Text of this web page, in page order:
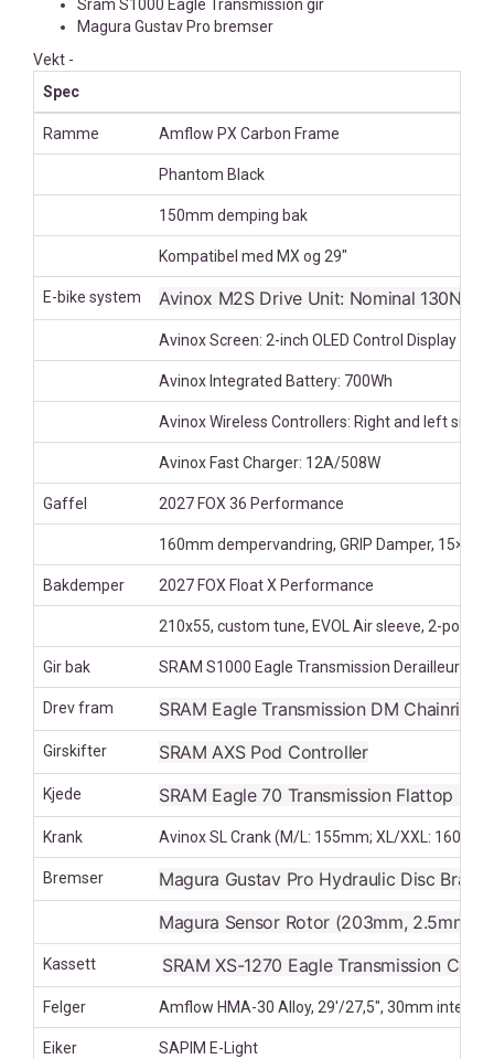
Sram S1000 Eagle Transmission gir
Magura Gustav Pro bremser
Vekt -
Spec
Ramme Amflow PX Carbon Frame
Phantom Black
150mm demping bak
Kompatibel med MX og 29"
E-bike system Avinox M2S Drive Unit: Nominal 130N·m,
Avinox Screen: 2-inch OLED Control Display
Avinox Integrated Battery: 700Wh
Avinox Wireless Controllers: Right and left sides
Avinox Fast Charger: 12A/508W
Gaffel 2027 FOX 36 Performance
160mm dempervandring, GRIP Damper,
Bakdemper 2027 FOX Float X Performance
210x55, custom tune, EVOL Air sleeve, 2-
Gir bak SRAM S1000 Eagle Transmission Derailleur
Drev fram SRAM Eagle Transmission DM Chainring
Girskifter SRAM AXS Pod Controller
Kjede SRAM Eagle 70 Transmission Flattop
Krank Avinox SL Crank (M/L: 155mm; XL/XXL: 160mm)
Bremser
Magura Gustav Pro Hydraulic Disc
Magura Sensor Rotor (203mm, 2.5mm)
Kassett SRAM XS-1270 Eagle Transmission
Felger Amflow HMA-30 Alloy, 29'/27,5", 30mm internal
Eiker SAPIM E-Light